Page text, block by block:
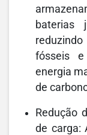
baterias
fósseis
energia
de
Redução
de carga: